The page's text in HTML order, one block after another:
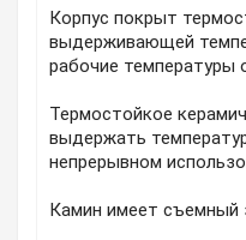
Корпус покрыт
выдерживающей
рабочие температуры
Термостойкое
выдержать
непрерывном
Камин имеет съемный